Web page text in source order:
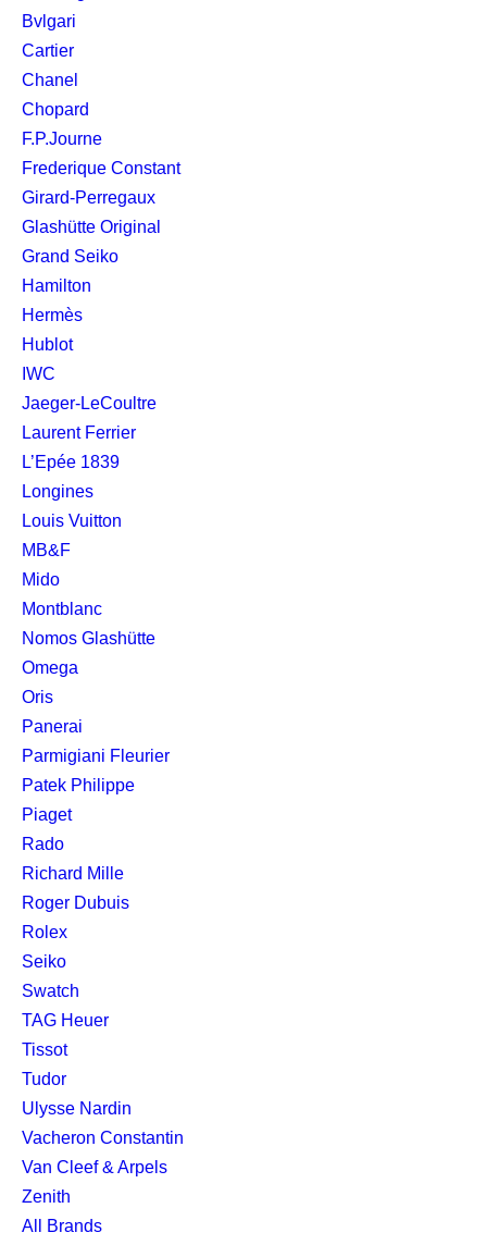
Bvlgari
Cartier
Chanel
Chopard
F.P.Journe
Frederique Constant
Girard-Perregaux
Glashütte Original
Grand Seiko
Hamilton
Hermès
Hublot
IWC
Jaeger-LeCoultre
Laurent Ferrier
L’Epée 1839
Longines
Louis Vuitton
MB&F
Mido
Montblanc
Nomos Glashütte
Omega
Oris
Panerai
Parmigiani Fleurier
Patek Philippe
Piaget
Rado
Richard Mille
Roger Dubuis
Rolex
Seiko
Swatch
TAG Heuer
Tissot
Tudor
Ulysse Nardin
Vacheron Constantin
Van Cleef & Arpels
Zenith
All Brands